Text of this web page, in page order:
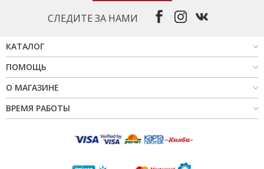
СЛЕДИТЕ ЗА НАМИ
КАТАЛОГ
ПОМОЩЬ
О МАГАЗИНЕ
ВРЕМЯ РАБОТЫ